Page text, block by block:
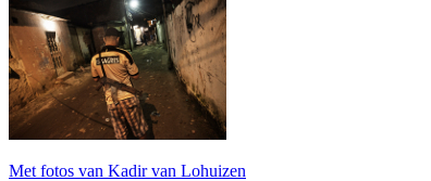
Met fotos van Kadir van Lohuizen